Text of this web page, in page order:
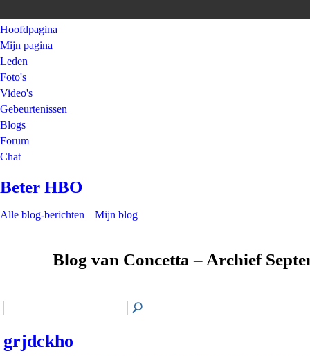
Hoofdpagina
Mijn pagina
Leden
Foto's
Video's
Gebeurtenissen
Blogs
Forum
Chat
Beter HBO
Alle blog-berichten Mijn blog
Blog van Concetta – Archief
grjdckho